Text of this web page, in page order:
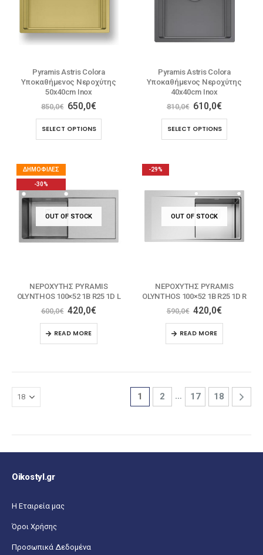
Pyramis Astris Colora
Υποκαθήμενος Νεροχύτης
50x40cm Inox
850,0€ 650,0€
SELECT OPTIONS
Pyramis Astris Colora
Υποκαθήμενος Νεροχύτης
40x40cm Inox
810,0€ 610,0€
SELECT OPTIONS
ΔΗΜΟΦΙΛΈΣ
-30%
OUT OF STOCK
ΝΕΡΟΧΥΤΗΣ PYRAMIS
OLYNTHOS 100×52 1B R25 1D L
600,0€ 420,0€
READ MORE
-29%
OUT OF STOCK
ΝΕΡΟΧΥΤΗΣ PYRAMIS
OLYNTHOS 100×52 1B R25 1D R
590,0€ 420,0€
READ MORE
1 2 … 17 18
Oikostyl.gr
Η Εταιρεία μας
Όροι Χρήσης
Προσωπικά Δεδομένα